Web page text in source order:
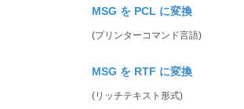
MSG を PCL に変換
(プリンターコマンド言語)
MSG を RTF に変換
(リッチテキスト形式)